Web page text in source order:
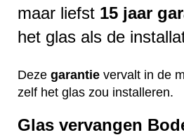
maar liefst 15 jaar
het glas als de
Deze garantie vervalt in de
zelf het glas zou installeren.
Glas vervangen